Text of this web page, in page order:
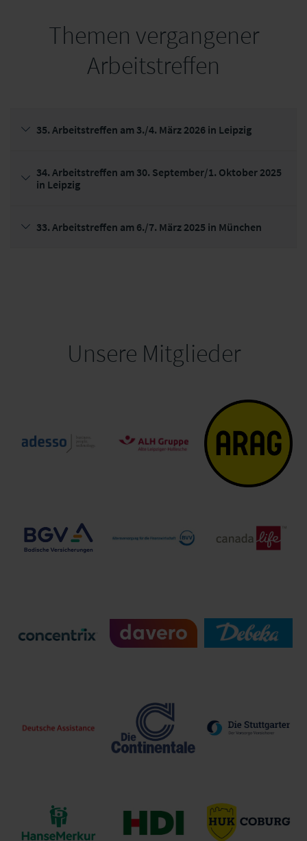
Themen vergangener
Arbeitstreffen
35. Arbeitstreffen am 3./4. März 2026 in Leipzig
34. Arbeitstreffen am 30. September/1. Oktober 2025
in Leipzig
33. Arbeitstreffen am 6./7. März 2025 in München
Unsere Mitglieder
adesso SE
Konzern
ARAG SE Konzern
Versicherungs-
Verband
Versicherungsverein
des Bankgewerbes
a.G.
Canada Life
Assurance Europe
plc
Corporation
davero dialog
GmbH Debeka-Gruppe
Deutsche
Assistance Die Continentale
Stuttgarter
Lebensversicherung
a.G.